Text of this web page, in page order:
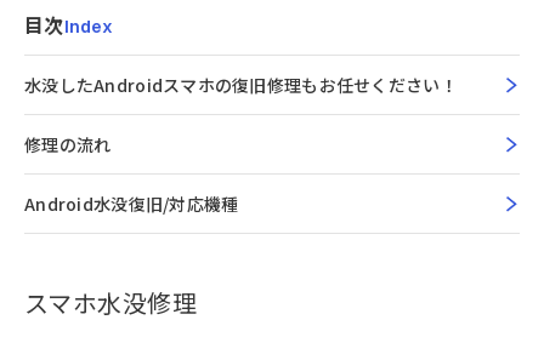
目次Index
水没したandroidスマホの復旧修理もお任せください！
修理の流れ
Android水没復旧/対応機種
スマホ水没修理